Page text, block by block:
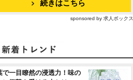
続きはこちら
sponsored by 求人ボックス
で一目瞭然の浸透力！味の